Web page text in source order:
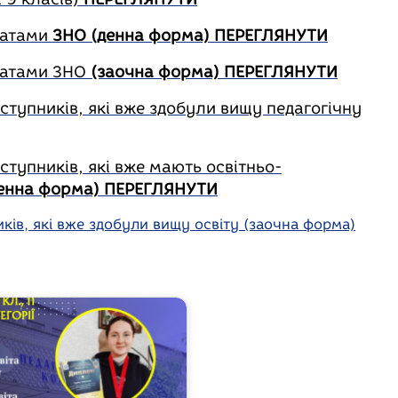
ЗНО (денна форма) ПЕРЕГЛЯНУТИ
ЗНО (заочна форма) ПЕРЕГЛЯНУТИ
які вже здобули вищу педагогічну
які вже мають освітньо-
форма) ПЕРЕГЛЯНУТИ
які вже здобули вищу освіту (заочна форма)